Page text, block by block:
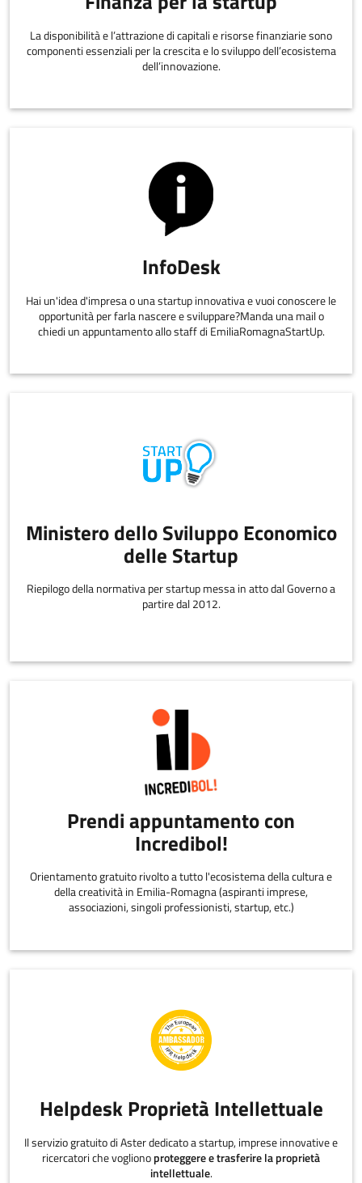
La disponibilità e l’attrazione di capitali e risorse finanziarie sono
componenti essenziali per la crescita e lo sviluppo dell’ecosistema
dell’innovazione.
InfoDesk
Hai un'idea d'impresa o una startup innovativa e vuoi conoscere le
opportunità per farla nascere e sviluppare?Manda una mail o
chiedi un appuntamento allo staff di EmiliaRomagnaStartUp.
Ministero dello Sviluppo Economico
delle Startup
Riepilogo della normativa per startup messa in atto dal Governo a
partire dal 2012.
Prendi appuntamento con
Incredibol!
Orientamento gratuito rivolto a tutto l'ecosistema della cultura e
della creatività in Emilia-Romagna (aspiranti imprese,
associazioni, singoli professionisti, startup, etc.)
Helpdesk Proprietà Intellettuale
Il servizio gratuito di Aster dedicato a startup, imprese innovative e
ricercatori che voglionoproteggere e trasferire la proprietà
intellettuale.